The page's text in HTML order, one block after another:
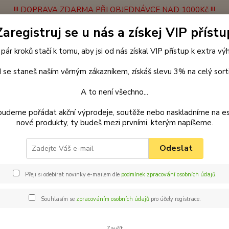
!!! DOPRAVA ZDARMA PŘI OBJEDNÁVCE NAD 1000Kč !!!
Vrácení zboží Obchodní podmínky Velkoobchodní spolupráce
Palkar
vodítko roztrojka pro psy 50
doma
se u nás a získej VIP
kroků stačí k tomu, aby jsi od nás získal VIP přístup k extra
se staneš naším věrným zákazníkem, získáš slevu 3% na celý
A to není všechno...
pořádat akční výprodeje, soutěže nebo naskladníme na
nové produkty, ty budeš mezi prvními, kterým napíšeme.
Odeslat
Přeji si odebírat novinky e-mailem dle podmínek zpracování osobních údajů.
Souhlasím se zpracováním osobních údajůpro účely registrace.